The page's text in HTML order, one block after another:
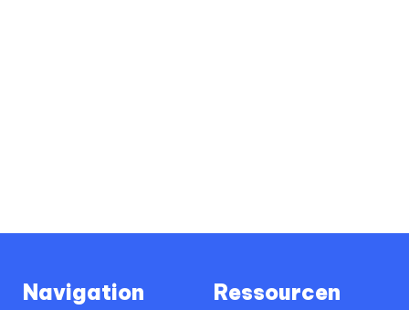
Navigation Ressourcen